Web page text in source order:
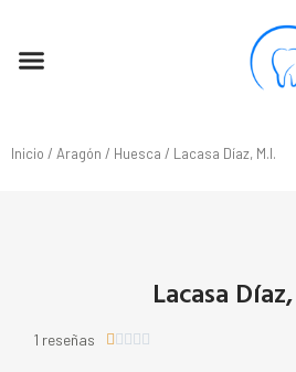
Inicio / Aragón / Huesca / Lacasa Díaz, M.I.
Lacasa
1 reseñas     